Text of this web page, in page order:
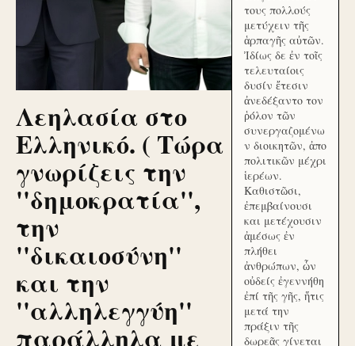
Λεηλασία στο
Ελληνικό. ( Τώρα
γνωρίζεις την
''δημοκρατία'',
την
''δικαιοσύνη''
και την
''αλληλεγγύη''
παράλληλα με
τους πολλούς
μετύχειν τῆς
ἁρπαγῆς αὐτῶν.
Ἰδίως δε ἐν τοῖς
τελευταίοις
δυσίν ἔτεσιν
ἀνεδέξαντο τον
ῥόλον τῶν
συνεργαζομένω
ν διοικητῶν, ἀπο
πολιτικῶν μέχρι
ἱερέων.
Καθιστῶσι,
ἐπεμβαίνουσι
και μετέχουσιν
ἀμέσως ἐν
πλήθει
ἀνθρώπων, ὧν
οὐδείς ἐγεννήθη
ἐπί τῆς γῆς, ἥτις
μετά την
πράξιν τῆς
δωρεᾶς γίνεται